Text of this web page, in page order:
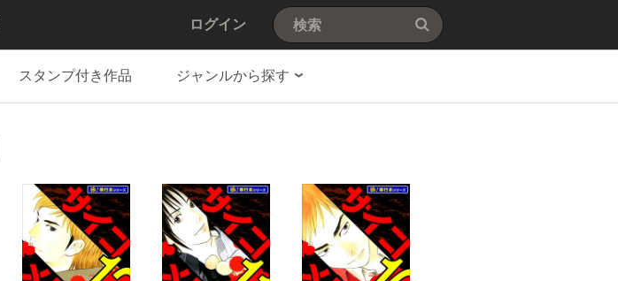
ログイン
スタンプ付き作品 ジャンルから探す